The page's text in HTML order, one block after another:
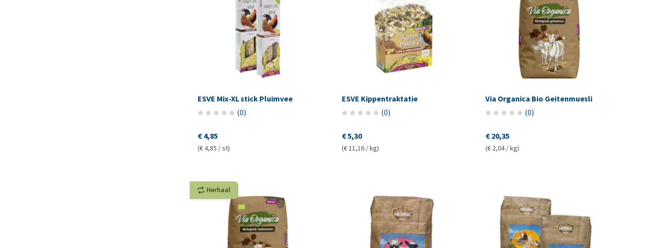
ESVE Mix-XL stick Pluimvee
(0)
€ 4,85
(€ 4,85 / st)
ESVE Kippentraktatie
(0)
€ 5,30
(€ 11,16 / kg)
Via Organica Bio Geitenmuesli
(0)
€ 20,35
(€ 2,04 / kg)
Herhaal